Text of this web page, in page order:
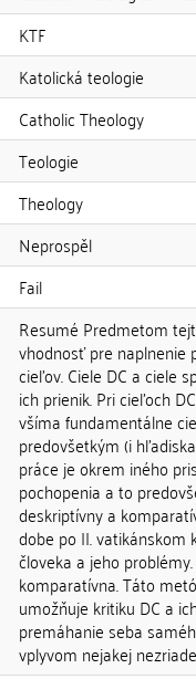
KTF
Katolická teologie
Catholic Theology
Teologie
Theology
Neprospěl
Fail
Resumé Predmetom
vhodnosť pre naplnenie
cieľov. Ciele DC a ciele
ich prienik. Pri cieľoch
všíma fundamentálne
predovšetkým (i
práce je okrem iného
pochopenia a to
deskriptívny a
dobe po II. vatikánskom
človeka a jeho
komparatívna. Táto
umožňuje kritiku DC a
premáhanie seba
vplyvom nejakej